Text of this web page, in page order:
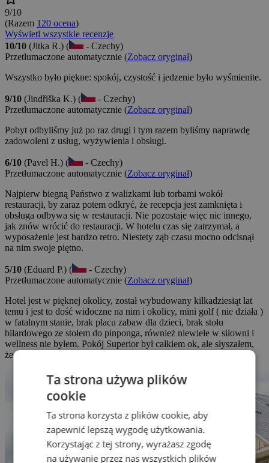
9/10
(Razem 120 ocena)
Wyświetl wszystkie recenzje
10/10 (Jitka R.) (
- Czechy)
Przetłumaczone automatycznie (Zobacz oryginał)
Wszystko było piękne: spokój, czystość i jedzenie było wyśmienite.
9/10 (Jindřiška K.) (
- Czechy)
Przetłumaczone automatycznie (Zobacz oryginał)
Pobyt odbyliśmy już po raz drugi i tym razem byliśmy naprawdę
zadowoleni z usług, wyżywienia i obsługi.
6/10 (Pavel H.) (
- Czechy)
Przetłumaczone automatycznie (Zobacz oryginał)
Najpierw biegną Państwo z walizkami lub torbami wokół
restauracji, by zaraz potem odkryć, że recepcja jest zamknięta i
obsługa odbywa się w restauracji. Nie pozostaje więc nic innego,
jak znów wrócić do restauracji. W hotelu czas się zatrzymał, a
wyposażenie jest bardzo retro. Niestety ząb czasu mocno odcisnął
na nim swoje piętno.
5/10 (Eduard P.) (
- Czechy)
Przetłumaczone automatycznie (Zobacz oryginał)
Hotel jest w pięknej okolicy, został wybudowany kilkadziesiąt lat
temu i jest to dość widoczne na nim i okolicy, mini golf ( nie działa )
w fatalnym stanie, brak placu zabaw dla dzieci, brak stołu
bilardowego ze stołem do pinponga, również niewiele w siłowni i
wellness nie byłem. Pokój Superior był całkiem ok, ale słyszałem,
że pokój Standard to szok. Restauracja jest nowa i ładna.
Ta strona używa plików
cookie
Ta strona korzysta z plików cookie, aby
zapewnić lepszą wygodę użytkowania.
Korzystając z tej strony, wyrażasz zgodę
na używanie przez nas wszystkich plików